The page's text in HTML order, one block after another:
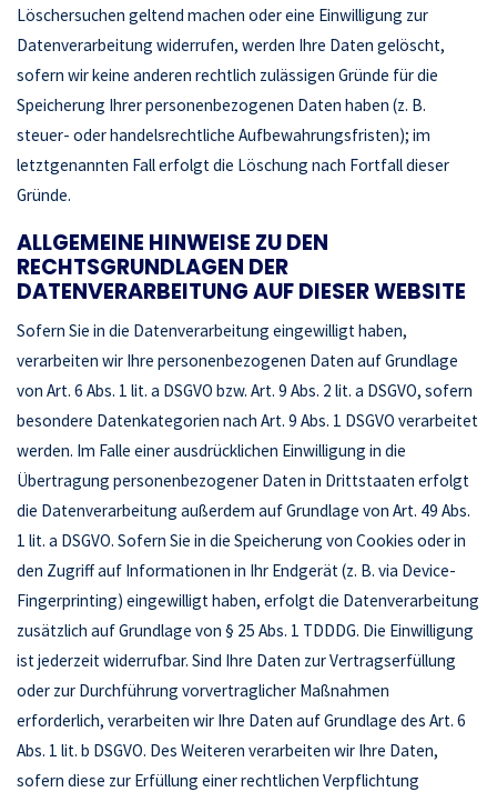
Löschersuchen geltend machen oder eine Einwilligung zur
Datenverarbeitung widerrufen, werden Ihre Daten gelöscht,
sofern wir keine anderen rechtlich zulässigen Gründe für die
Speicherung Ihrer personenbezogenen Daten haben (z. B.
steuer- oder handelsrechtliche Aufbewahrungsfristen); im
letztgenannten Fall erfolgt die Löschung nach Fortfall dieser
Gründe.
ALLGEMEINE HINWEISE ZU DEN
RECHTSGRUNDLAGEN DER
DATENVERARBEITUNG AUF DIESER WEBSITE
Sofern Sie in die Datenverarbeitung eingewilligt haben,
verarbeiten wir Ihre personenbezogenen Daten auf Grundlage
von Art. 6 Abs. 1 lit. a DSGVO bzw. Art. 9 Abs. 2 lit. a DSGVO, sofern
besondere Datenkategorien nach Art. 9 Abs. 1 DSGVO verarbeitet
werden. Im Falle einer ausdrücklichen Einwilligung in die
Übertragung personenbezogener Daten in Drittstaaten erfolgt
die Datenverarbeitung außerdem auf Grundlage von Art. 49 Abs.
1 lit. a DSGVO. Sofern Sie in die Speicherung von Cookies oder in
den Zugriff auf Informationen in Ihr Endgerät (z. B. via Device-
Fingerprinting) eingewilligt haben, erfolgt die Datenverarbeitung
zusätzlich auf Grundlage von § 25 Abs. 1 TDDDG. Die Einwilligung
ist jederzeit widerrufbar. Sind Ihre Daten zur Vertragserfüllung
oder zur Durchführung vorvertraglicher Maßnahmen
erforderlich, verarbeiten wir Ihre Daten auf Grundlage des Art. 6
Abs. 1 lit. b DSGVO. Des Weiteren verarbeiten wir Ihre Daten,
sofern diese zur Erfüllung einer rechtlichen Verpflichtung